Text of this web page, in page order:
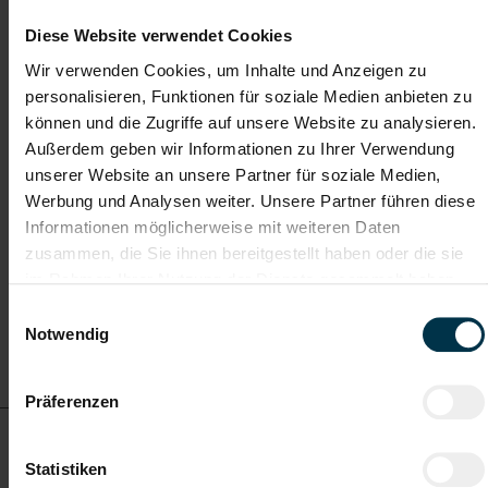
Diese Website verwendet Cookies
Wir verwenden Cookies, um Inhalte und Anzeigen zu
personalisieren, Funktionen für soziale Medien anbieten zu
können und die Zugriffe auf unsere Website zu analysieren.
Außerdem geben wir Informationen zu Ihrer Verwendung
unserer Website an unsere Partner für soziale Medien,
Werbung und Analysen weiter. Unsere Partner führen diese
Informationen möglicherweise mit weiteren Daten
zusammen, die Sie ihnen bereitgestellt haben oder die sie
Notwendig
Präferenzen
Statistiken
ab EUR 17,50
Voitsberg